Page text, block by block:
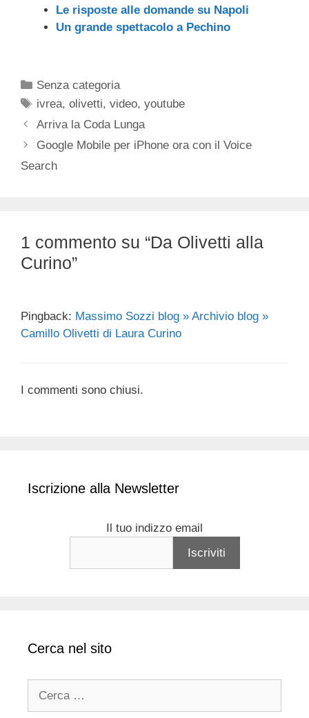
Le risposte alle domande su Napoli
Un grande spettacolo a Pechino
Categorie
Senza categoria
Tag
ivrea,olivetti,video,youtube
Arriva la Coda Lunga
Google Mobile per iPhone ora con il Voice
Search
1 commento su “Da Olivetti alla
Curino”
Pingback: Massimo Sozzi blog » Archivio blog »
Camillo Olivetti di Laura Curino
I commenti sono chiusi.
Iscrizione alla Newsletter
Il tuo indizzo email
Cerca nel sito